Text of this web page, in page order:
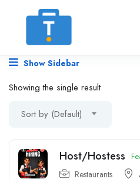
Show Sidebar
Showing the single result
Sort by (Default)
Host/Hostess
Restaurants